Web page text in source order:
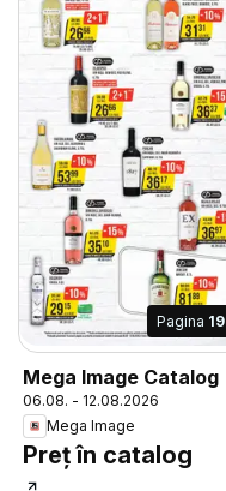
Pagina 19
Mega Image Catalog
06.08. - 12.08.2026
Mega Image
Preț în catalog